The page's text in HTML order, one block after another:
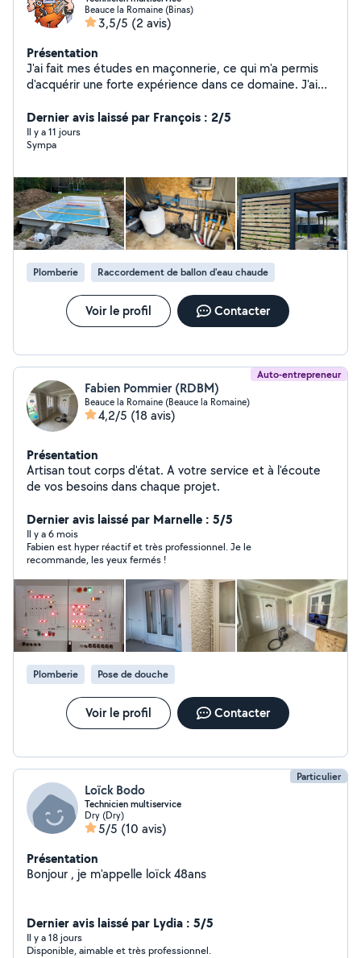
Beauce la Romaine (Binas)
3,5/5 (2 avis)
Présentation
J'ai fait mes études en maçonnerie, ce qui m'a permis
d'acquérir une forte expérience dans ce domaine. J'ai
aquatique en tant que technicien et actuellement je
suis technicien multiservice
Dernier avis laissé par François : 2/5
Il y a 11 jours
Sympa
Plomberie Raccordement de ballon d'eau chaude
Voir le profil Contacter
Auto-entrepreneur
Fabien Pommier (RDBM)
Beauce la Romaine (Beauce la Romaine)
4,2/5 (18 avis)
Présentation
Artisan tout corps d'état. A votre service et à l'écoute
de vos besoins dans chaque projet.
Dernier avis laissé par Marnelle : 5/5
Il y a 6 mois
Fabien est hyper réactif et très professionnel. Je le
recommande, les yeux fermés !
Plomberie Pose de douche
Voir le profil Contacter
Particulier
Loïck Bodo
Technicien multiservice
Dry (Dry)
5/5 (10 avis)
Présentation
Bonjour , je m'appelle loïck 48ans
Dernier avis laissé par Lydia : 5/5
Il y a 18 jours
Disponible, aimable et très professionnel.